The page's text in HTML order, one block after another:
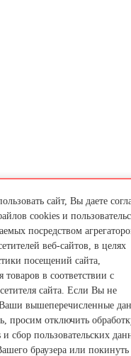
сайт, Вы даете
cookies и
посредством
веб-сайтов, в целях
посещений сайта,
товаров в соответствии с
сайта. Если Вы не
вышеперечисленные
просим отключить
сбор пользовательских
браузера или покинуть